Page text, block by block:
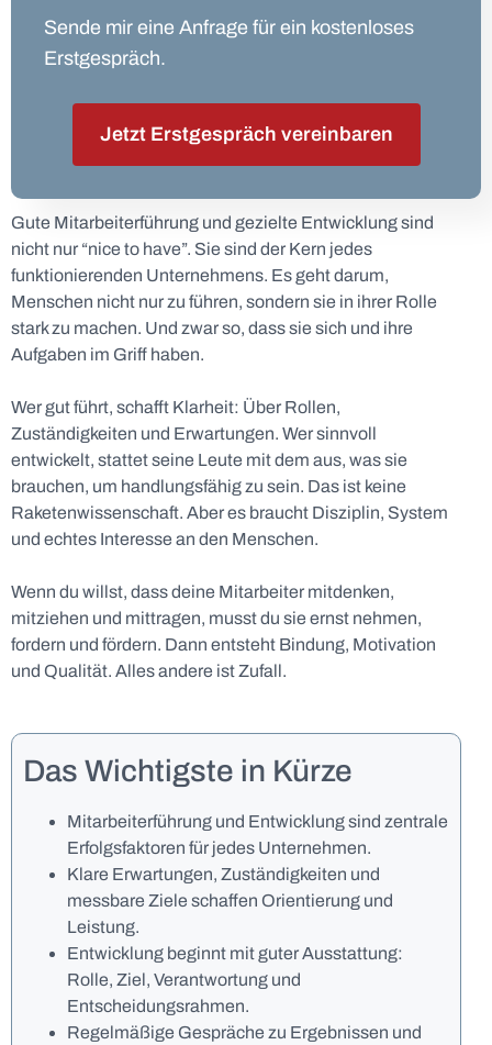
Sende mir eine Anfrage für ein kostenloses
Erstgespräch.
Jetzt Erstgespräch vereinbaren
Gute Mitarbeiterführung und gezielte Entwicklung sind
nicht nur “nice to have”. Sie sind der Kern jedes
funktionierenden Unternehmens. Es geht darum,
Menschen nicht nur zu führen, sondern sie in ihrer Rolle
stark zu machen. Und zwar so, dass sie sich und ihre
Aufgaben im Griff haben.
Wer gut führt, schafft Klarheit: Über Rollen,
Zuständigkeiten und Erwartungen. Wer sinnvoll
entwickelt, stattet seine Leute mit dem aus, was sie
brauchen, um handlungsfähig zu sein. Das ist keine
Raketenwissenschaft. Aber es braucht Disziplin, System
und echtes Interesse an den Menschen.
Wenn du willst, dass deine Mitarbeiter mitdenken,
mitziehen und mittragen, musst du sie ernst nehmen,
fordern und fördern. Dann entsteht Bindung, Motivation
und Qualität. Alles andere ist Zufall.
Das Wichtigste in Kürze
Mitarbeiterführung und Entwicklung sind zentrale
Erfolgsfaktoren für jedes Unternehmen.
Klare Erwartungen, Zuständigkeiten und
messbare Ziele schaffen Orientierung und
Leistung.
Entwicklung beginnt mit guter Ausstattung:
Rolle, Ziel, Verantwortung und
Entscheidungsrahmen.
Regelmäßige Gespräche zu Ergebnissen und